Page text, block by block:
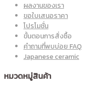
ผลงานของเรา
ขอใบเสนอราคา
โปรโมชั่น
ขั้นตอนการสั่งซื้อ
คำถามที่พบบ่อย FAQ
Japanese ceramic
หมวดหมู่สินค้า